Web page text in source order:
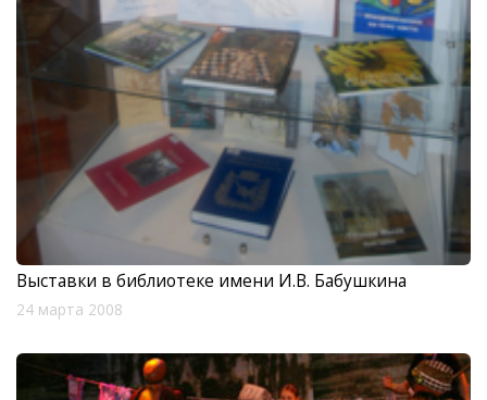
Выставки в библиотеке имени И.В. Бабушкина
24 марта 2008